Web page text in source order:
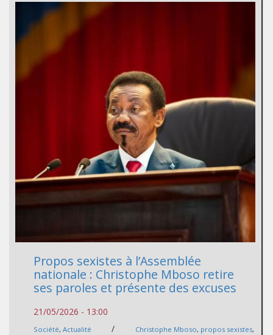
Propos sexistes à l’Assemblée
nationale : Christophe Mboso retire
ses paroles et présente des excuses
21/05/2026 - 13:00
Société, Actualité / Christophe Mboso, propos sexistes,